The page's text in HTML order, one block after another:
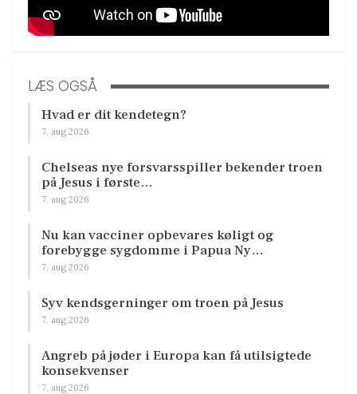
LÆS OGSÅ
Hvad er dit kendetegn?
7. aug 2026
Chelseas nye forsvarsspiller bekender troen
på Jesus i første…
7. aug 2026
Nu kan vacciner opbevares køligt og
forebygge sygdomme i Papua Ny…
7. aug 2026
Syv kendsgerninger om troen på Jesus
7. aug 2026
Angreb på jøder i Europa kan få utilsigtede
konsekvenser
7. aug 2026